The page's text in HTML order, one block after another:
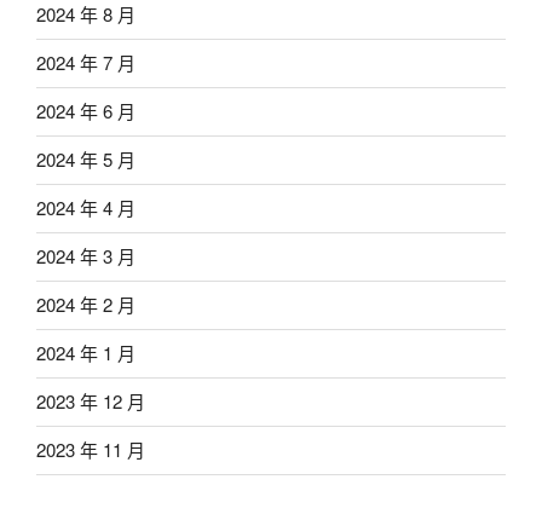
2024 年 8 月
2024 年 7 月
2024 年 6 月
2024 年 5 月
2024 年 4 月
2024 年 3 月
2024 年 2 月
2024 年 1 月
2023 年 12 月
2023 年 11 月